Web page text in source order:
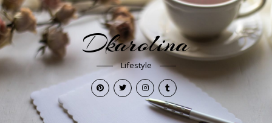
Dkarolina
Lifestyle